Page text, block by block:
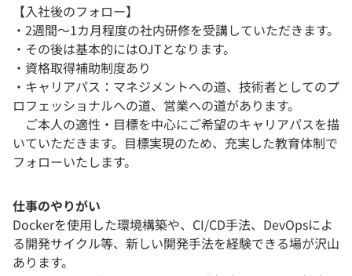
【入社後のフォロー】
・2週間～1カ月程度の社内研修を受講していただきます。
・その後は基本的にはOJTとなります。
・資格取得補助制度あり
・キャリアパス：マネジメントへの道、技術者としてのプ
ロフェッショナルへの道、営業への道があります。
ご本人の適性・目標を中心にご希望のキャリアパスを描
いていただきます。目標実現のため、充実した教育体制で
フォローいたします。
仕事のやりがい
Dockerを使用した環境構築や、CI/CD手法、DevOpsによ
る開発サイクル等、新しい開発手法を経験できる場が沢山
あります。